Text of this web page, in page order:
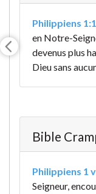
Philippiens
en Notre-
devenus plus
Dieu sans
Bible
Philippiens 1
Seigneur,